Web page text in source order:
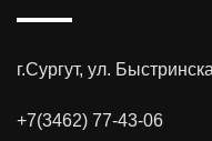
г.Сургут, ул.
+7(3462) 77-43-06